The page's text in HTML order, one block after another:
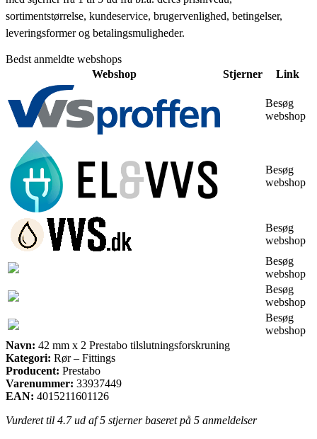
sortimentstørrelse, kundeservice, brugervenlighed, betingelser,
leveringsformer og betalingsmuligheder.
Bedst anmeldte webshops
Webshop
Stjerner Link
Besøg
webshop
Besøg
webshop
Besøg
webshop
Besøg
webshop
Besøg
webshop
Besøg
webshop
Navn: 42 mm x 2 Prestabo tilslutningsforskruning
Kategori: Rør – Fittings
Producent: Prestabo
Varenummer: 33937449
EAN: 4015211601126
Vurderet til 4.7ud af 5 stjerner baseret på 5 anmeldelser